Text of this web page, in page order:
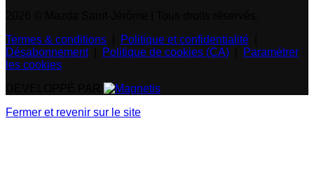
Termes & conditions
Politique et confidentialité
Désabonnement| Politique de cookies (CA)
Paramétrer
les cookies
Fermer et revenir sur le site